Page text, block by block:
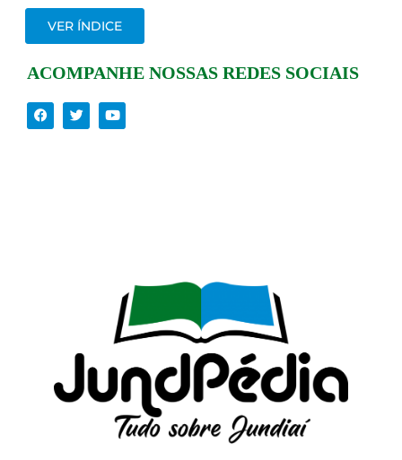
VER ÍNDICE
ACOMPANHE NOSSAS REDES SOCIAIS